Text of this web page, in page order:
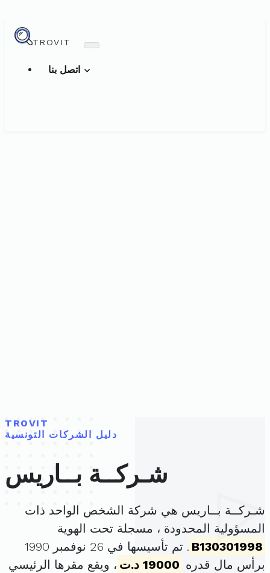
TROVIT
TROVIT
دليل الشركات التونسية
شـركــة بــاريس
شـركــة بــاريس هي شركة الشخص الواحد ذات
المسؤولية المحدودة ، مسجلة تحت الهوية
B130301998
. تم تأسيسها في 26 نوفمبر 1990
برأس مال قدره 19000 د.ت
، ويقع مقرها الرئيسي